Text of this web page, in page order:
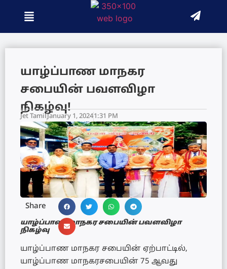
யாழ்ப்பாண மாநகர
சபையின் பவளவிழா
நிகழ்வு!
Jet TamilJanuary 1, 20241:31 PM
Share
யாழ்ப்பாண மாநகர சபையின் பவளவிழா
நிகழ்வு
யாழ்ப்பாண மாநகர சபையின் ஏற்பாட்டில்,
யாழ்ப்பாண மாநகரசபையின் 75 ஆவது